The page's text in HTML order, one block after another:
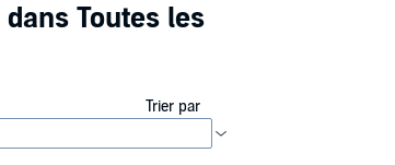
dans Toutes les
Trier par